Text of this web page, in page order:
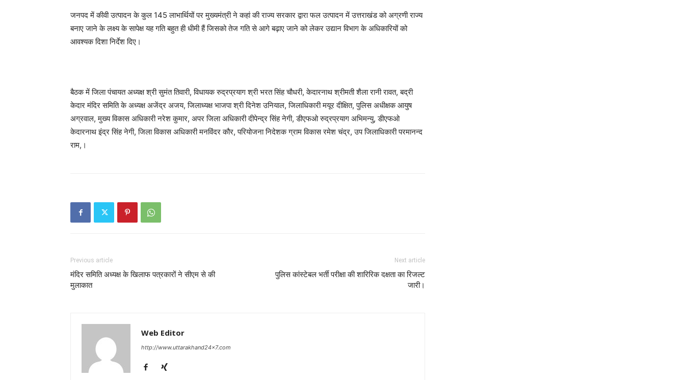
जनपद में कीवी उत्पादन के कुल 145 लाभार्थियों पर मुख्यमंत्री ने कहां की राज्य सरकार द्वारा फल उत्पादन में उत्तराखंड को अग्रणी राज्य
बनाए जाने के लक्ष्य के सापेक्ष यह गति बहुत ही धीमी हैं जिसको तेज गति से आगे बढ़ाए जाने को लेकर उद्यान विभाग के अधिकारियों को
आवश्यक दिशा निर्देश दिए।
बैठक में जिला पंचायत अध्यक्ष श्री सुमंत तिवारी, विधायक रुद्रप्रयाग श्री भरत सिंह चौधरी, केदारनाथ श्रीमती शैला रानी रावत, बद्री
केदार मंदिर समिति के अध्यक्ष अजेंद्र अजय, जिलाध्यक्ष भाजपा श्री दिनेश उनियाल, जिलाधिकारी मयूर दीक्षित, पुलिस अधीक्षक आयुष
अग्रवाल, मुख्य विकास अधिकारी नरेश कुमार, अपर जिला अधिकारी दीपेन्द्र सिंह नेगी, डीएफओ रुद्रप्रयाग अभिमन्यु, डीएफओ
केदारनाथ इंद्र सिंह नेगी, जिला विकास अधिकारी मनविंदर कौर, परियोजना निदेशक ग्राम विकास रमेश चंद्र, उप जिलाधिकारी परमानन्द
राम,।
Previous article
मंदिर समिति अध्यक्ष के खिलाफ पत्रकारों ने सीएम से की
मुलाकात
Next article
पुलिस कांस्टेबल भर्ती परीक्षा की शारिरिक दक्षता का रिजल्ट
जारी।
Web Editor
http://www.uttarakhand24x7.com